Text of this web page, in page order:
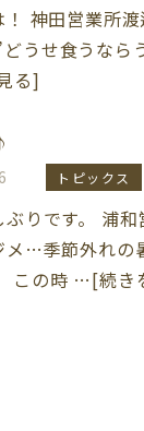
！ 神田営業所
どうせ食うな
る]
トピックス
りです。 浦
メ…季節外れの
この時 …[続き